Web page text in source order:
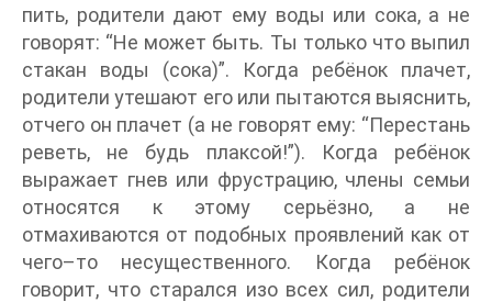
пить, родители дают ему воды или сока, а не
говорят: “Не может быть. Ты только что выпил
стакан воды (сока)”. Когда ребёнок плачет,
родители утешают его или пытаются выяснить,
отчего он плачет (а не говорят ему: “Перестань
реветь, не будь плаксой!”). Когда ребёнок
выражает гнев или фрустрацию, члены семьи
относятся к этому серьёзно, а не
отмахиваются от подобных проявлений как от
чего–то несущественного. Когда ребёнок
говорит, что старался изо всех сил, родители